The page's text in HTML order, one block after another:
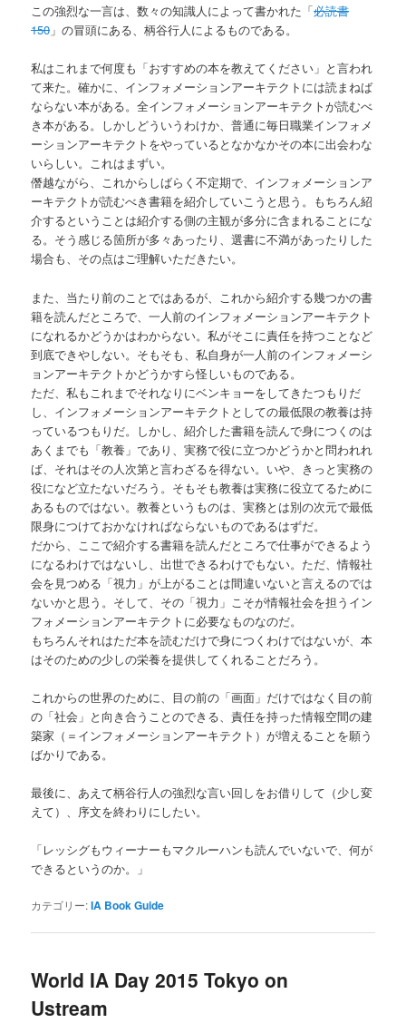
この強烈な一言は、数々の知識人によって書かれた「必読書
150 」の冒頭にある、柄谷行人によるものである。
私はこれまで何度も「おすすめの本を教えてください」と言われ
て来た。確かに、インフォメーションアーキテクトには読まねば
ならない本がある。全インフォメーションアーキテクトが読むべ
き本がある。しかしどういうわけか、普通に毎日職業インフォメ
ーションアーキテクトをやっているとなかなかその本に出会わな
いらしい。これはまずい。
僭越ながら、これからしばらく不定期で、インフォメーションア
ーキテクトが読むべき書籍を紹介していこうと思う。もちろん紹
介するということは紹介する側の主観が多分に含まれることにな
る。そう感じる箇所が多々あったり、選書に不満があったりした
場合も、その点はご理解いただきたい。
また、当たり前のことではあるが、これから紹介する幾つかの書
籍を読んだところで、一人前のインフォメーションアーキテクト
になれるかどうかはわからない。私がそこに責任を持つことなど
到底できやしない。そもそも、私自身が一人前のインフォメーシ
ョンアーキテクトかどうかすら怪しいものである。
ただ、私もこれまでそれなりにベンキョーをしてきたつもりだ
し、インフォメーションアーキテクトとしての最低限の教養は持
っているつもりだ。しかし、紹介した書籍を読んで身につくのは
あくまでも「教養」であり、実務で役に立つかどうかと問われれ
ば、それはその人次第と言わざるを得ない。いや、きっと実務の
役になど立たないだろう。そもそも教養は実務に役立てるために
あるものではない。教養というものは、実務とは別の次元で最低
限身につけておかなければならないものであるはずだ。
だから、ここで紹介する書籍を読んだところで仕事ができるよう
になるわけではないし、出世できるわけでもない。ただ、情報社
会を見つめる「視力」が上がることは間違いないと言えるのでは
ないかと思う。そして、その「視力」こそが情報社会を担うイン
フォメーションアーキテクトに必要なものなのだ。
もちろんそれはただ本を読むだけで身につくわけではないが、本
はそのための少しの栄養を提供してくれることだろう。
これからの世界のために、目の前の「画面」だけではなく目の前
の「社会」と向き合うことのできる、責任を持った情報空間の建
築家（＝インフォメーションアーキテクト）が増えることを願う
ばかりである。
最後に、あえて柄谷行人の強烈な言い回しをお借りして（少し変
えて）、序文を終わりにしたい。
「レッシグもウィーナーもマクルーハンも読んでいないで、何が
できるというのか。」
カテゴリー:IA Book Guide
World IA Day 2015 Tokyo on
Ustream